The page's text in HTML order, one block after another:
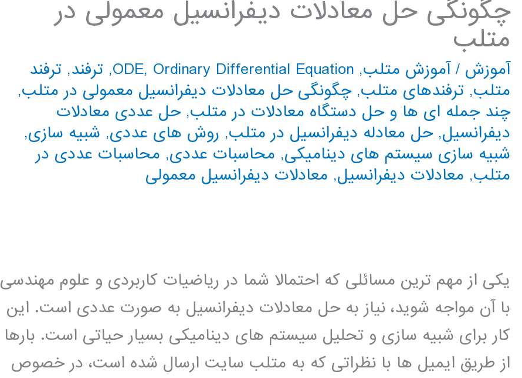
چگونگی حل معادلات دیفرانسیل معمولی در
متلب
آموزش /آموزش متلب,
ODE, Ordinary Differential Equation
, ترفند, ترفند
متلب, ترفندهای متلب,چگونگی حل معادلات دیفرانسیل معمولی در متلب,
چند جمله ای ها و حل دستگاه معادلات در متلب,حل عددی معادلات
دیفرانسیل,حل معادله ديفرانسيل در متلب, روش های عددی, شبیه سازی,
شبیه سازی سیستم های دینامیکی, محاسبات عددی, محاسبات عددی در
متلب, معادلات دیفرانسیل, معادلات دیفرانسیل معمولی
یکی از مهم ترین مسائلی که احتمالا شما در ریاضیات کاربردی و علوم مهندسی
با آن مواجه شوید، نیاز به حل معادلات دیفرانسیل به صورت عددی است. این
کار برای شبیه سازی و تحلیل سیستم های دینامیکی بسیار حیاتی است. بارها
از طریق ایمیل ها با نظراتی که به متلب سایت ارسال شده است، در خصوص